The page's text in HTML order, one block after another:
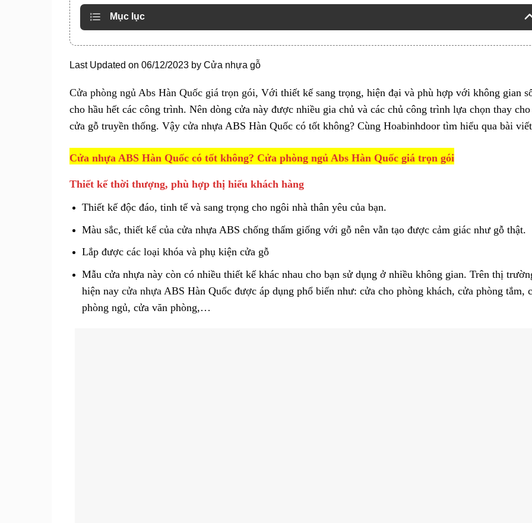
Mục lục
Last Updated on 06/12/2023 by Cửa nhựa gỗ
Cửa phòng ngủ Abs Hàn Quốc giá trọn gói, Với thiết kế sang trọng, hiện đại và phù hợp với không gian
cho hầu hết các công trình. Nên dòng cửa này được nhiều gia chủ và các chủ công trình lựa chọn thay cho
cửa gỗ truyền thống. Vậy cửa nhựa ABS Hàn Quốc có tốt không? Cùng Hoabinhdoor tìm hiểu qua bài
Cửa nhựa ABS Hàn Quốc có tốt không? Cửa phòng ngủ Abs Hàn Quốc giá trọn gói
Thiết kế thời thượng, phù hợp thị hiếu khách hàng
Thiết kế độc đáo, tinh tế và sang trọng cho ngôi nhà thân yêu của bạn.
Màu sắc, thiết kế của cửa nhựa ABS chống thấm giống với gỗ nên vẫn tạo được cảm giác như gỗ thật.
Lắp được các loại khóa và phụ kiện cửa gỗ
Mẫu cửa nhựa này còn có nhiều thiết kế khác nhau cho bạn sử dụng ở nhiều không gian. Trên thị
hiện nay cửa nhựa ABS Hàn Quốc được áp dụng phổ biến như: cửa cho phòng khách, cửa phòng tắm,
phòng ngủ, cửa văn phòng,…